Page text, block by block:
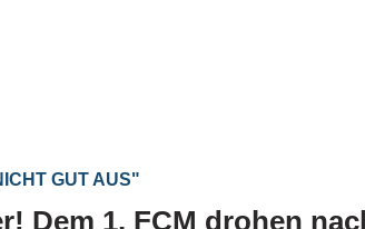
GUT AUS"
Dem 1. FCM drohen